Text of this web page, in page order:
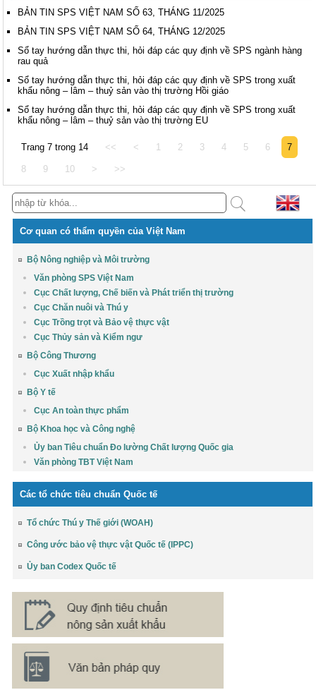
BẢN TIN SPS VIỆT NAM SỐ 63, THÁNG 11/2025
BẢN TIN SPS VIỆT NAM SỐ 64, THÁNG 12/2025
Sổ tay hướng dẫn thực thi, hỏi đáp các quy định về SPS ngành hàng
rau quả
Sổ tay hướng dẫn thực thi, hỏi đáp các quy định về SPS trong xuất
khẩu nông – lâm – thuỷ sản vào thị trường Hồi giáo
Sổ tay hướng dẫn thực thi, hỏi đáp các quy định về SPS trong xuất
khẩu nông – lâm – thuỷ sản vào thị trường EU
Trang 7 trong 14 << < 1 2 3 4 5 6 7
8 9 10 > >>
Cơ quan có thẩm quyền của Việt Nam
Bộ Nông nghiệp và Môi trường
Văn phòng SPS Việt Nam
Cục Chất lượng, Chế biến và Phát triển thị trường
Cục Chăn nuôi và Thú y
Cục Trồng trọt và Bảo vệ thực vật
Cục Thủy sản và Kiểm ngư
Bộ Công Thương
Cục Xuất nhập khẩu
Bộ Y tế
Cục An toàn thực phẩm
Bộ Khoa học và Công nghệ
Ủy ban Tiêu chuẩn Đo lường Chất lượng Quốc gia
Văn phòng TBT Việt Nam
Các tổ chức tiêu chuẩn Quốc tế
Tổ chức Thú y Thế giới (WOAH)
Công ước bảo vệ thực vật Quốc tế (IPPC)
Ủy ban Codex Quốc tế